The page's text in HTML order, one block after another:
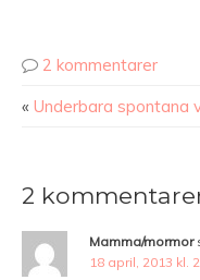
2 kommentarer
« Underbara spontana
2
Mamma/mormor
18 april, 2013 kl.